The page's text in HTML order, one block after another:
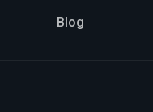
Blog